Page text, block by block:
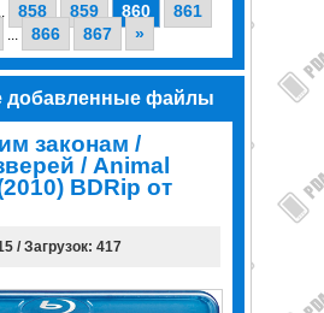
858 859 860
861
... 866 867 »
добавленные файлы
законам /
/ Animal
BDRip от
/ Загрузок: 417